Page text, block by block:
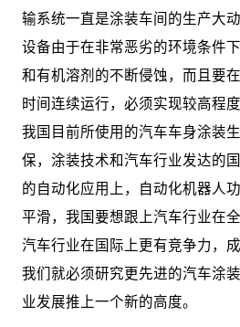
输系统一直是涂装车间的生产大
设备由于在非常恶劣的环境条件
和有机溶剂的不断侵蚀，而且要
时间连续运行，必须实现较高程度
我国目前所使用的汽车车身涂装
保，涂装技术和汽车行业发达的
的自动化应用上，自动化机器人
平滑，我国要想跟上汽车行业在
汽车行业在国际上更有竞争力，
我们就必须研究更先进的汽车涂
业发展推上一个新的高度。